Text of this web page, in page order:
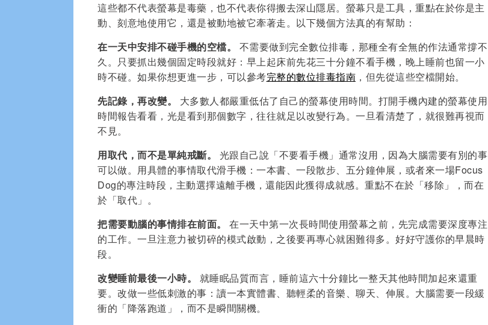
這些都不代表螢幕是毒藥，也不代表你得搬去深山隱居。螢幕只是工具，重點在於你是主
動、刻意地使用它，還是被動地被它牽著走。以下幾個方法真的有幫助：
在一天中安排不碰手機的空檔。
不需要做到完全數位排毒，那種全有全無的作法通常撐不
久。只要抓出幾個固定時段就好：早上起床前先花三十分鐘不看手機，晚上睡前也留一小
時不碰。如果你想更進一步，可以參考完整的數位排毒指南 ，但先從這些空檔開始。
先記錄，再改變。
大多數人都嚴重低估了自己的螢幕使用時間。打開手機內建的螢幕使用
時間報告看看，光是看到那個數字，往往就足以改變行為。一旦看清楚了，就很難再視而
不見。
用取代，而不是單純戒斷。
光跟自己說「不要看手機」通常沒用，因為大腦需要有別的事
可以做。用具體的事情取代滑手機：一本書、一段散步、五分鐘伸展，或者來一場Focus
Dog的專注時段，主動選擇遠離手機，還能因此獲得成就感。重點不在於「移除」，而在
於「取代」。
把需要動腦的事情排在前面。
在一天中第一次長時間使用螢幕之前，先完成需要深度專注
的工作。一旦注意力被切碎的模式啟動，之後要再專心就困難得多。好好守護你的早晨時
段。
改變睡前最後一小時。
就睡眠品質而言，睡前這六十分鐘比一整天其他時間加起來還重
要。改做一些低刺激的事：讀一本實體書、聽輕柔的音樂、聊天、伸展。大腦需要一段緩
衝的「降落跑道」，而不是瞬間關機。